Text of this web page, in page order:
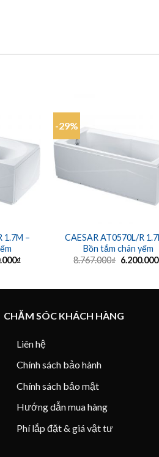
1.7M –
₫Giá
-29%
CAESAR AT0570L/R
Bồn tắm chân yếm
8.767.000₫ Giá
6.200.000
CHĂM SÓC KHÁCH HÀNG
Liên hệ
Chính sách bảo hành
Chính sách bảo mật
Hướng dẫn mua hàng
Phí lắp đặt & giá vật tư